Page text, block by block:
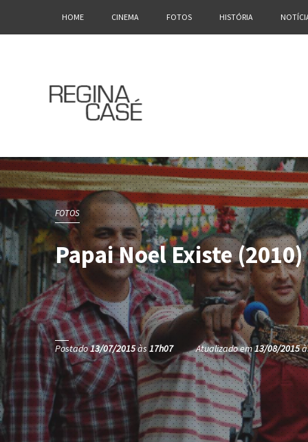
HOME CINEMA FOTOS HISTÓRIA
FOTOS
Papai Noel Existe (2010)
Postado13/07/2015às17h07 Atualizado em13/08/2015